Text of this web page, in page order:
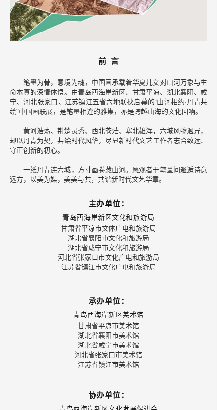
前 言
笔墨为骨，意境为魂，中国画承载着华夏儿女对山河万象与生
命本真的深情体悟。由青岛西海岸新区、甘肃平凉、湖北襄阳、咸
宁、河北张家口、江苏镇江五省六地联袂启幕的“山河相约·丹青共
绘”中国画联展，是笔墨相逢的雅集，亦是跨越山海的文化回响。
黄河浩荡、荆楚灵秀、西北苍茫、塞北雄浑，六城风物迥异，
却以丹青为契，共绘时代风华，尽显新时代文艺工作者志合致远、
守正创新的初心。
一纸丹青连六城，方寸画卷藏山河。愿观者于笔墨间邂逅诗意
远方，以美为媒，美美与共，共谱新时代文艺华章。
主办单位：
青岛西海岸新区文化和旅游局
甘肃省平凉市文体广电和旅游局
湖北省襄阳市文化和旅游局
湖北省咸宁市文化和旅游局
河北省张家口市文化广电和旅游局
江苏省镇江市文化广电和旅游局
承办单位：
青岛西海岸新区美术馆
甘肃省平凉市美术馆
湖北省襄阳市美术馆
湖北省咸宁市美术馆
河北省张家口市美术馆
江苏省镇江市美术馆
协办单位：